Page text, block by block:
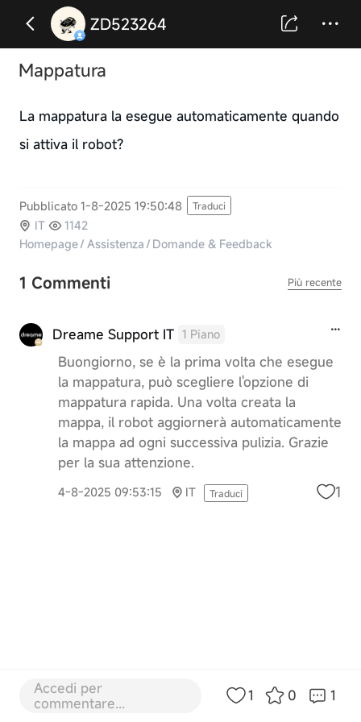
ZD523264
Mappatura
La mappatura la esegue automaticamente quando
si attiva il robot?
Pubblicato 1-8-2025 19:50:48 Traduci
IT
1142
Homepage/ Assistenza/ Domande & Feedback
1 Commenti Più recente
Dreame Support IT 1 Piano
Buongiorno, se è la prima volta che esegue
la mappatura, può scegliere l'opzione di
mappatura rapida. Una volta creata la
mappa, il robot aggiornerà automaticamente
la mappa ad ogni successiva pulizia. Grazie
per la sua attenzione.
4-8-2025 09:53:15 IT Traduci 1
Accedi per
commentare...
1 0 1